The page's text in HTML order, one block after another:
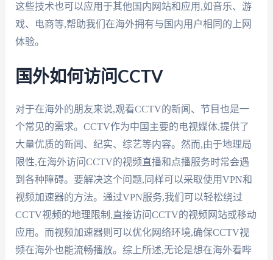
这些技术也可以应用于其他国内网站和应用,如音乐、游
戏、电商等,帮助我们在海外拥有与国内用户相同的上网
体验。
国外如何访问CCTV
对于在海外的朋友来说,观看CCTV的新闻、节目也是一
个常见的需求。CCTV作为中国主要的电视媒体,提供了
大量优质的新闻、纪实、综艺等内容。然而,由于地理局
限性,在海外访问CCTV的视频直播和点播服务时常会遇
到各种障碍。要解决这个问题,同样可以采取使用VPN和
视频加速器的方法。通过VPN服务,我们可以轻松绕过
CCTV视频的地理限制,直接访问CCTV的视频网站或移动
应用。而视频加速器则可以优化网络环境,确保CCTV视
频在海外也能流畅播放。综上所述,无论是想在海外看哔